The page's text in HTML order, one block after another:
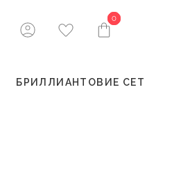
0
0
БРИЛЛИАНТОВИЕ СЕТ